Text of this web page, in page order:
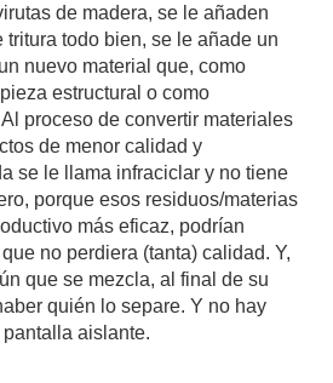
de madera, se le añaden
tritura todo bien, se le añade un
nuevo material que, como
estructural o como
proceso de convertir materiales
de menor calidad y
se le llama infraciclar y no tiene
porque esos residuos/materias
más eficaz, podrían
no perdiera (tanta) calidad. Y,
que se mezcla, al final de su
quién lo separe. Y no hay
aislante.